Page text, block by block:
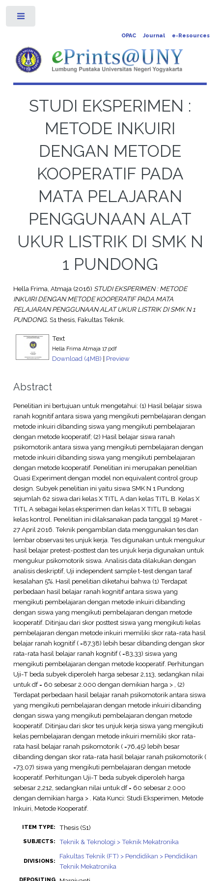
OPAC Journal e-Resources
STUDI EKSPERIMEN :
METODE INKUIRI
DENGAN METODE
KOOPERATIF PADA
MATA PELAJARAN
PENGGUNAAN ALAT
UKUR LISTRIK DI SMK N
1 PUNDONG
Hella Frima, Atmaja(2016) STUDI EKSPERIMEN : METODE
INKUIRI DENGAN METODE KOOPERATIF PADA MATA
PELAJARAN PENGGUNAAN ALAT UKUR LISTRIK DI SMK N 1
PUNDONG. S1 thesis, Fakultas Teknik.
Text
Hella Frima Atmaja 17.pdf
Download (4MB) | Preview
Abstract
Penelitian ini bertujuan untuk mengetahui: (1) Hasil belajar siswa
ranah kognitif antara siswa yang mengikuti pembelajaran dengan
metode inkuiri dibanding siswa yang mengikuti pembelajaran
dengan metode kooperatif; (2) Hasil belajar siswa ranah
psikomotorik antara siswa yang mengikuti pembelajaran dengan
metode inkuiri dibanding siswa yang mengikuti pembelajaran
dengan metode kooperatif. Penelitian ini merupakan penelitian
Quasi Experiment dengan model non equivalent control group
design. Subyek penelitian ini yaitu siswa SMK N 1 Pundong
sejumlah 62 siswa dari kelas X TITL A dan kelas TITL B. Kelas X
TITL A sebagai kelas eksperimen dan kelas X TITL B sebagai
kelas kontrol. Penelitian ini dilaksanakan pada tanggal 19 Maret -
27 April 2016. Teknik pengambilan data menggunakan tes dan
lembar observasi tes unjuk kerja. Tes digunakan untuk mengukur
hasil belajar pretest-posttest dan tes unjuk kerja digunakan untuk
mengukur psikomotorik siswa. Analisis data dilakukan dengan
analisis deskriptif, Uji independent sample t-test dengan taraf
kesalahan 5%. Hasil penelitian diketahui bahwa (1) Terdapat
perbedaan hasil belajar ranah kognitif antara siswa yang
mengikuti pembelajaran dengan metode inkuiri dibanding
dengan siswa yang mengikuti pembelajaran dengan metode
kooperatif. Ditinjau dari skor posttest siswa yang mengikuti kelas
pembelajaran dengan metode inkuiri memiliki skor rata-rata hasil
belajar ranah kognitif ( =87,38) lebih besar dibanding dengan skor
rata-rata hasil belajar ranah kognitif ( =83,33) siswa yang
mengikuti pembelajaran dengan metode kooperatif. Perhitungan
Uji-T beda subyek diperoleh harga sebesar 2,113, sedangkan nilai
untuk df = 60 sebesar 2.000 dengan demikian harga > , (2)
Terdapat perbedaan hasil belajar ranah psikomotorik antara siswa
yang mengikuti pembelajaran dengan metode inkuiri dibanding
dengan siswa yang mengikuti pembelajaran dengan metode
kooperatif. Ditinjau dari skor tes unjuk kerja siswa yang mengikuti
kelas pembelajaran dengan metode inkuiri memiliki skor rata-
rata hasil belajar ranah psikomotorik ( =76,45) lebih besar
dibanding dengan skor rata-rata hasil belajar ranah psikomotorik (
=73,07) siswa yang mengikuti pembelajaran dengan metode
kooperatif. Perhitungan Uji-T beda subyek diperoleh harga
sebesar 2,212, sedangkan nilai untuk df = 60 sebesar 2.000
dengan demikian harga > . Kata Kunci: Studi Eksperimen, Metode
Inkuiri, Metode Kooperatif.
ITEM TYPE: Thesis (S1)
SUBJECTS: Teknik & Teknologi > Teknik Mekatronika
DIVISIONS:
Fakultas Teknik (FT) > Pendidikan > Pendidikan
Teknik Mekatronika